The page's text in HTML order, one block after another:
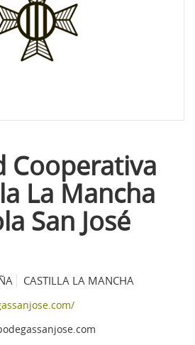
Cooperativa
La Mancha
San José
CASTILLA LA MANCHA